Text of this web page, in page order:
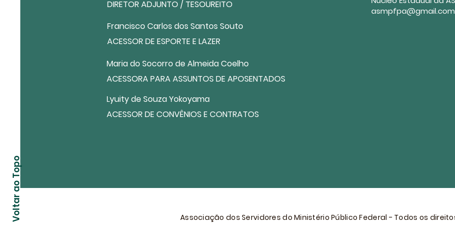
DIRETOR ADJUNTO / TESOUREITO
Francisco Carlos dos Santos Souto
ACESSOR DE ESPORTE E LAZER
asmpfpa@gmail.com
Maria do Socorro de Almeida Coelho
ACESSORA PARA ASSUNTOS DE APOSENTADOS
Lyuity de Souza Yokoyama
ACESSOR DE CONVÊNIOS E CONTRATOS
Voltar ao Topo Associação dos Servidores do Ministério Público Federal - Todos os